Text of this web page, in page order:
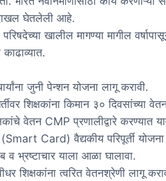
घेतलेली आहे.
खालील मागण्या मागील
काढाव्यात.
जुनी पेन्शन योजना लागू करावी.
शिक्षकांना किमान ३० दिवसांच्या
वेतन CMP प्रणालीद्वारे करण्यात
Card) वैद्यकीय परिपूर्ती योजना
व भ्रष्टाचार याला आळा घालावा.
शिक्षकांना त्वरित वेतनश्रेणी लागू